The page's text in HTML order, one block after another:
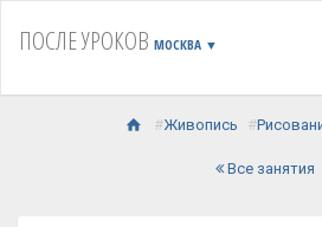
ПОСЛЕ УРОКОВ МОСКВА ▼
Живопись
Все занятия